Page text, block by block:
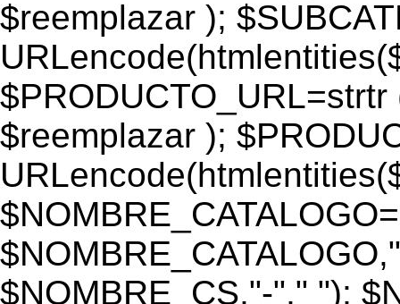
$reemplazar );
$reemplazar );
$NOMBRE_CS,"-"," ");